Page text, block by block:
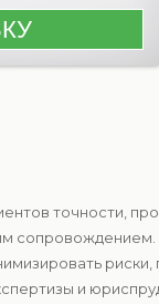
точности,
сопровождением.
риски,
и